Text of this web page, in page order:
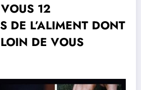
12
DE L’ALIMENT DONT
DE VOUS